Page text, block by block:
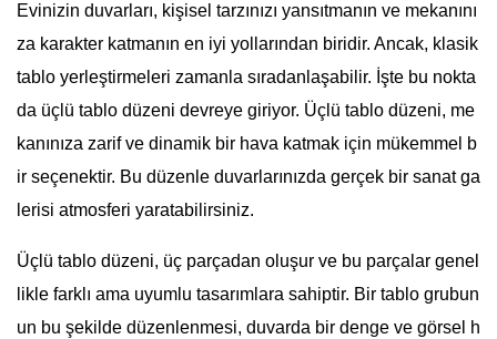
Evinizin duvarları, kişisel tarzınızı yansıtmanın ve mekanını
za karakter katmanın en iyi yollarından biridir. Ancak, klasik
tablo yerleştirmeleri zamanla sıradanlaşabilir. İşte bu nokta
da üçlü tablo düzeni devreye giriyor. Üçlü tablo düzeni, me
kanınıza zarif ve dinamik bir hava katmak için mükemmel b
ir seçenektir. Bu düzenle duvarlarınızda gerçek bir sanat ga
lerisi atmosferi yaratabilirsiniz.
Üçlü tablo düzeni, üç parçadan oluşur ve bu parçalar genel
likle farklı ama uyumlu tasarımlara sahiptir. Bir tablo grubun
un bu şekilde düzenlenmesi, duvarda bir denge ve görsel h